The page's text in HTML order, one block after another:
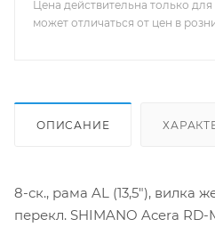
Цена действительна только
может отличаться от цен в
ОПИСАНИЕ
8-ск., рама AL (13,5"), вилка
перекл. SHIMANO Acera